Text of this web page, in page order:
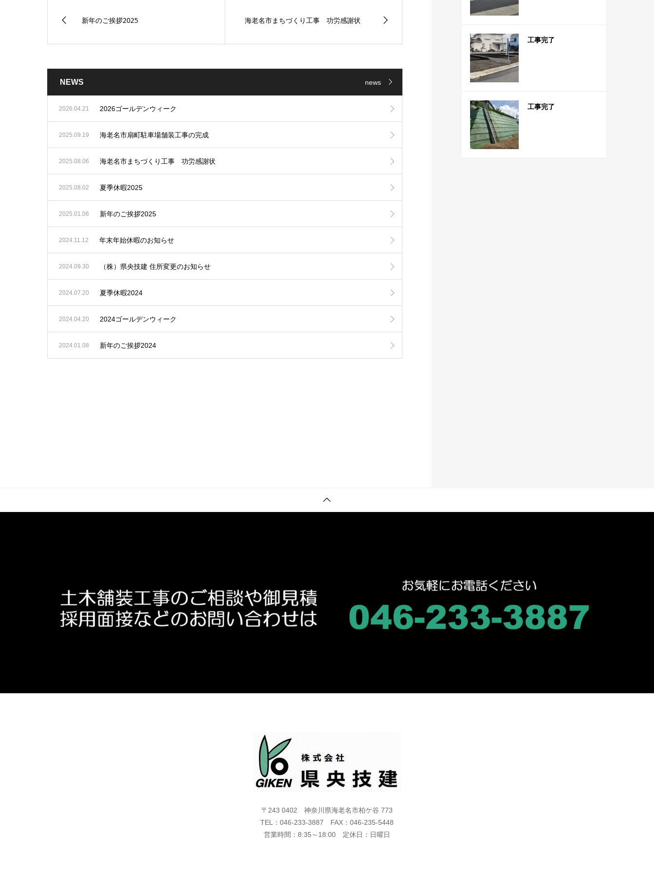
新年のご挨拶2025 海老名市まちづくり工事 功労感謝状
NEWS news
2026.04.21 2026ゴールデンウィーク
2025.09.19 海老名市扇町駐車場舗装工事の完成
2025.08.06 海老名市まちづくり工事 功労感謝状
2025.08.02 夏季休暇2025
2025.01.06 新年のご挨拶2025
2024.11.12 年末年始休暇のお知らせ
2024.09.30 （株）県央技建 住所変更のお知らせ
2024.07.20 夏季休暇2024
2024.04.20 2024ゴールデンウィーク
2024.01.08 新年のご挨拶2024
工事完了
工事完了
〒243 0402 神奈川県海老名市柏ケ谷 773
TEL：046-233-3887 FAX：046-235-5448
営業時間：8:35～18:00 定休日：日曜日